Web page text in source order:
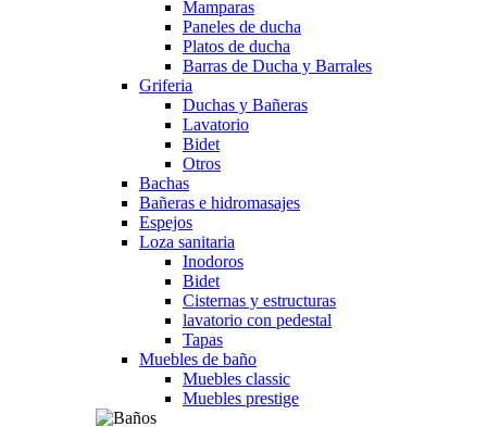
Mamparas
Paneles de ducha
Platos de ducha
Barras de Ducha y Barrales
Griferia
Duchas y Bañeras
Lavatorio
Bidet
Otros
Bachas
Bañeras e hidromasajes
Espejos
Loza sanitaria
Inodoros
Bidet
Cisternas y estructuras
lavatorio con pedestal
Tapas
Muebles de baño
Muebles classic
Muebles prestige